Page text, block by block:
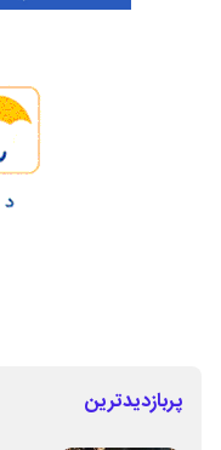
پربازدیدترین